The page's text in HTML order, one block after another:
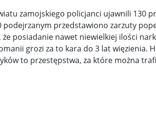
G7 zapowiada ... Sensy Powstania
historii ... Wspólnota w chwili ciszy ...
... Ratunek wśród ceglanych murów ...
zamojskiego policjanci ujawnili 130
podejrzanym przedstawiono zarzuty
posiadanie nawet niewielkiej ilości
grozi za to kara do 3 lat więzienia.
to przestępstwa, za które można